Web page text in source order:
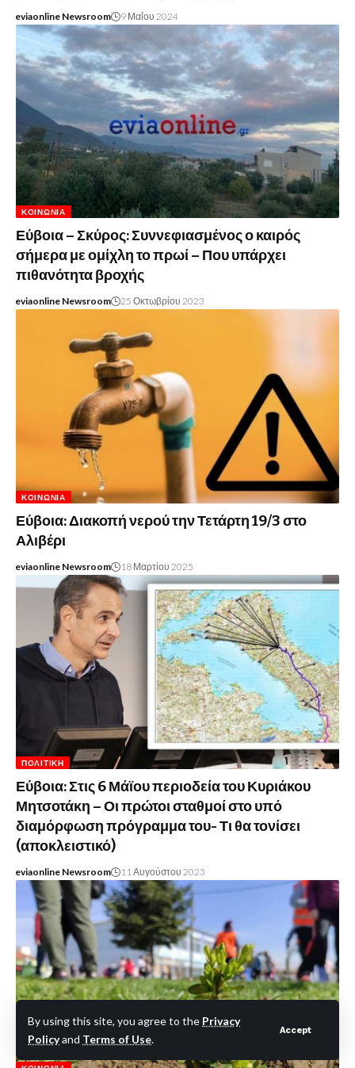
By using this site, you agree to the Privacy
Policyand Terms of Use.
Accept
eviaonline Newsroom 9 Μαΐου 2024
ΚΟΙΝΩΝΊΑ
Εύβοια – Σκύρος: Συννεφιασμένος ο καιρός
σήμερα με ομίχλη το πρωί – Που υπάρχει
πιθανότητα βροχής
eviaonline Newsroom 25 Οκτωβρίου 2023
ΚΟΙΝΩΝΊΑ
Εύβοια: Διακοπή νερού την Τετάρτη 19/3 στο
Αλιβέρι
eviaonline Newsroom 18 Μαρτίου 2025
ΠΟΛΙΤΙΚΉ
Εύβοια: Στις 6 Μάϊου περιοδεία του Κυριάκου
Μητσοτάκη – Οι πρώτοι σταθμοί στο υπό
διαμόρφωση πρόγραμμα του- Τι θα τονίσει
(αποκλειστικό)
eviaonline Newsroom 11 Αυγούστου 2023